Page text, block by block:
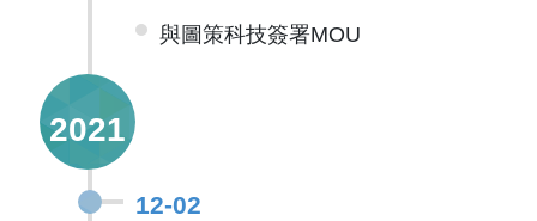
與圖策科技簽署MOU
2021
12-02